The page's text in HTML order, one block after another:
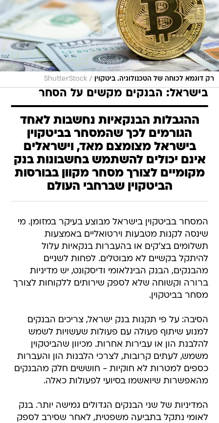
רק דוגמא לכוחה של הטכנולוגיה. ביטקוין /
ShutterStock
בישראל: הבנקים מקשים על הסחר
ההגבלות הבנקאיות נחשבות לאחד
הגורמים לכך שהמסחר בביטקוין
בישראל מצומצם מאד, וישראלים
אינם יכולים להשתמש בחשבונות בנק
מקומיים לצורך מסחר מקוון בבורסות
הביטקוין שברחבי העולם
המסחר בביטקוין בישראל מבוצע בעיקר במזומן. מי
שינסה לקנות מטבעות וירטואליים באמצעות
תשלומים בצ'קים או בהעברות בנקאיות עלול
להיתקל בקשיים לא מבוטלים. לפחות לשניים
מהבנקים, הבנק הבינלאומי ודיסקונט, יש מדיניות
ברורה וקשוחה שלא לספק שירותים ללקוחות לצורך
מסחר בביטקוין.
הסיבה: על פי תקנות בנק ישראל, צריכים הבנקים
למנוע שיתוף פעולה עם פעולות שעשויות לשמש
להלבנת הון או עבירות אחרות. מכיוון שהביטקוין
משמש, לעתים קרובות, לצרכי הלבנות הון והעברות
כספים למטרות לא חוקיות - חוששים חלק מהבנקים
מהאפשרות שיואשמו בסיועי לפעולות כאלה.
המדיניות של שני הבנקים הגדולים גמישה יותר. בנק
לאומי נתקל בתביעה משפטית, לאחר שסירב לספק